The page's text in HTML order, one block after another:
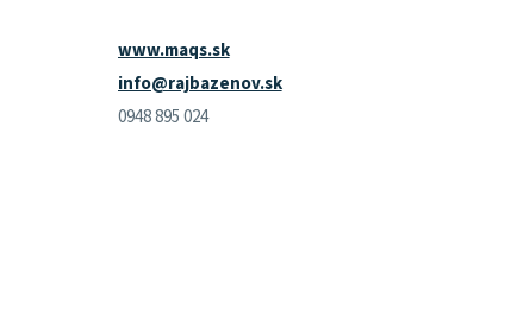
www.maqs.sk
info@rajbazenov.sk
0948 895 024